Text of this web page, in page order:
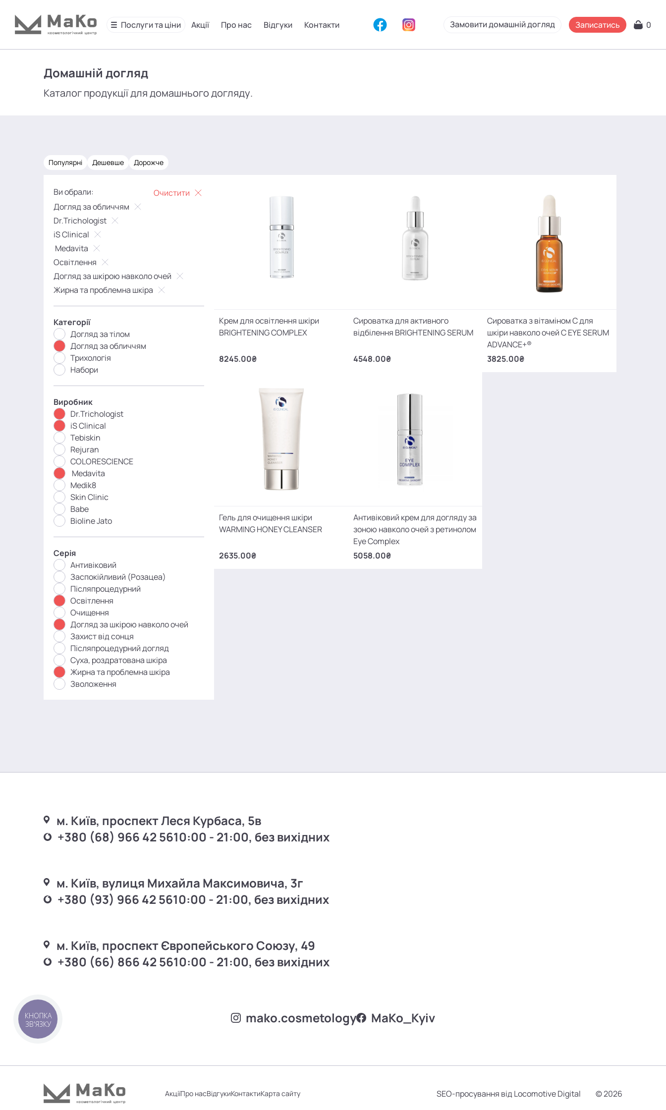
Послуги та ціни Акції Про нас Відгуки Контакти Замовити домашній догляд Записатись 0
Домашній догляд
Каталог продукції для домашнього догляду.
Популярні Дешевше Дорожче
Ви обрали:
Очистити
Догляд за обличчям
Dr.Trichologist
iS Clinical
Medavita
Освітлення
Догляд за шкірою навколо очей
Жирна та проблемна шкіра
Категорії
Догляд за тілом
Догляд за обличчям
Трихологія
Набори
Виробник
Dr.Trichologist
iS Clinical
Tebiskin
Rejuran
COLORESCIENCE
Medavita
Medik8
Skin Clinic
Babe
Bioline Jato
Серія
Антивіковий
Заспокійливий (Розацеа)
Післяпроцедурний
Освітлення
Очищення
Догляд за шкірою навколо очей
Захист від сонця
Післяпроцедурний догляд
Суха, роздратована шкіра
Жирна та проблемна шкіра
Зволоження
Крем для освітлення шкіри
BRIGHTENING COMPLEX
8245.00₴
Сироватка для активного
відбілення BRIGHTENING SERUM
4548.00₴
Сироватка з вітаміном С для
шкіри навколо очей C EYE SERUM
ADVANCE+®
3825.00₴
Гель для очищення шкіри
WARMING HONEY CLEANSER
2635.00₴
Антивіковий крем для догляду за
зоною навколо очей з ретинолом
Eye Complex
5058.00₴
м. Київ, проспект Леся Курбаса, 5в
+380 (68) 966 42 5610:00 - 21:00, без вихідних
м. Київ, вулиця Михайла Максимовича, 3г
+380 (93) 966 42 5610:00 - 21:00, без вихідних
м. Київ, проспект Європейського Союзу, 49
+380 (66) 866 42 5610:00 - 21:00, без вихідних
mako.cosmetology MаKo_Kyiv
АкціїПро насВідгукиКонтактиКарта сайту SEO-просування від Locomotive Digital © 2026
КНОПКА
ЗВ'ЯЗКУ